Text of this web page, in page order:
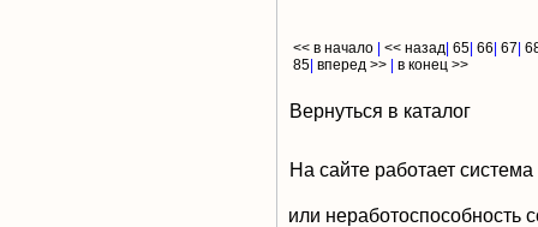
<< в начало << назад 65 66 67
85 вперед >> в конец >>
Вернуться в каталог
На сайте работает
или неработоспособность